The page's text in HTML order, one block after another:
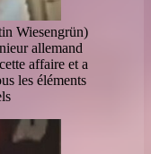
Wiesengrün)
allemand
affaire et a
les éléments